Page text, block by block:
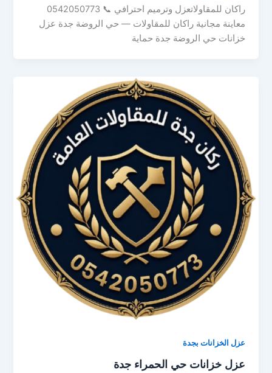
راكان للمقاولاتعزل وترميم احترافي 📞 0542050773
معاينة مجانية راكان للمقاولات — حي الروضة جدة عزل
خزانات حي الروضة جدة حماية
عزل الخزانات بجدة
عزل خزانات حي الحمراء جدة